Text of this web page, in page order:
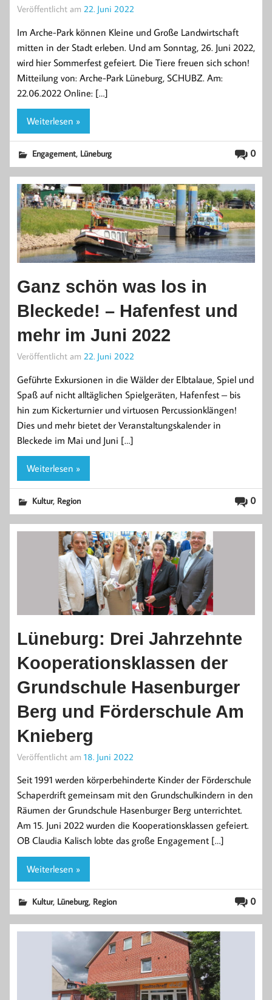
Veröffentlicht am 22. Juni 2022
Im Arche-Park können Kleine und Große Landwirtschaft
mitten in der Stadt erleben. Und am Sonntag, 26. Juni 2022,
wird hier Sommerfest gefeiert. Die Tiere freuen sich schon!
Mitteilung von: Arche-Park Lüneburg, SCHUBZ. Am:
22.06.2022 Online: […]
Weiterlesen »
0
Engagement, Lüneburg
Ganz schön was los in
Bleckede! – Hafenfest und
mehr im Juni 2022
Veröffentlicht am 22. Juni 2022
Geführte Exkursionen in die Wälder der Elbtalaue, Spiel und
Spaß auf nicht alltäglichen Spielgeräten, Hafenfest – bis
hin zum Kickerturnier und virtuosen Percussionklängen!
Dies und mehr bietet der Veranstaltungskalender in
Bleckede im Mai und Juni […]
Weiterlesen »
0
Kultur, Region
Lüneburg: Drei Jahrzehnte
Kooperationsklassen der
Grundschule Hasenburger
Berg und Förderschule Am
Knieberg
Veröffentlicht am 18. Juni 2022
Seit 1991 werden körperbehinderte Kinder der Förderschule
Schaperdrift gemeinsam mit den Grundschulkindern in den
Räumen der Grundschule Hasenburger Berg unterrichtet.
Am 15. Juni 2022 wurden die Kooperationsklassen gefeiert.
OB Claudia Kalisch lobte das große Engagement […]
Weiterlesen »
0
Kultur, Lüneburg, Region